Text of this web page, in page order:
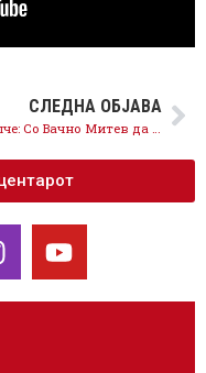
СЛЕДНА ОБЈАВА
Филипче: Со Вачно Митев да го вратиме Зрновци на патот на развојот!